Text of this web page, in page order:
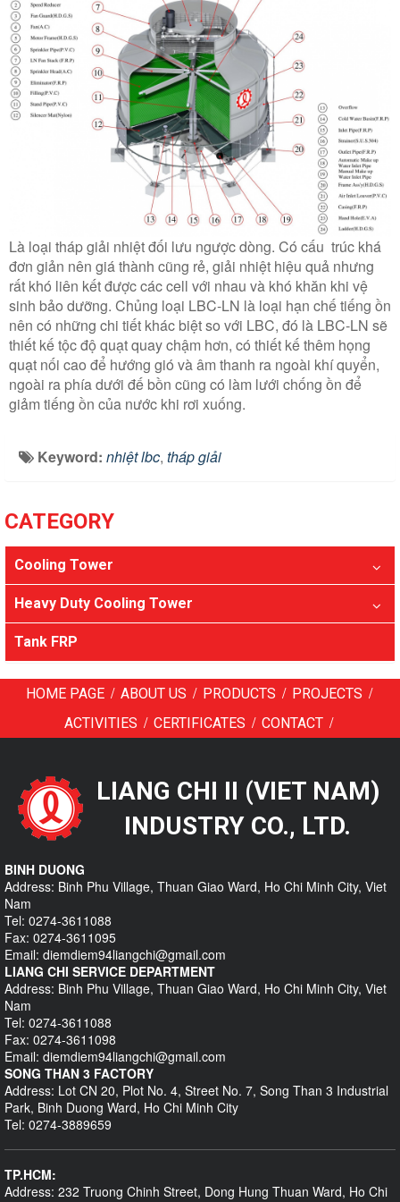
Là loại tháp giải nhiệt đối lưu ngược dòng. Có cấu trúc khá
đơn giản nên giá thành cũng rẻ, giải nhiệt hiệu quả nhưng
rất khó liên kết được các cell với nhau và khó khăn khi vệ
sinh bảo dưỡng. Chủng loại LBC-LN là loại hạn chế tiếng ồn
nên có những chi tiết khác biệt so với LBC, đó là LBC-LN sẽ
thiết kế tộc độ quạt quay chậm hơn, có thiết kế thêm họng
quạt nối cao để hướng gió và âm thanh ra ngoài khí quyển,
ngoài ra phía dưới đế bồn cũng có làm lưới chống ồn để
giảm tiếng ồn của nước khi rơi xuống.
Keyword: nhiệt lbc, tháp giải
CATEGORY
Cooling Tower
Heavy Duty Cooling Tower
Tank FRP
HOME PAGE / ABOUT US / PRODUCTS / PROJECTS /
ACTIVITIES / CERTIFICATES / CONTACT /
LIANG CHI II (VIET NAM)
INDUSTRY CO., LTD.
BINH DUONG
Address: Binh Phu Village, Thuan Giao Ward, Ho Chi Minh City, Viet
Nam
Tel: 0274-3611088
Fax: 0274-3611095
Email: diemdiem94liangchi@gmail.com
LIANG CHI SERVICE DEPARTMENT
Address: Binh Phu Village, Thuan Giao Ward, Ho Chi Minh City, Viet
Nam
Tel: 0274-3611088
Fax: 0274-3611098
Email: diemdiem94liangchi@gmail.com
SONG THAN 3 FACTORY
Address: Lot CN 20, Plot No. 4, Street No. 7, Song Than 3 Industrial
Park, Binh Duong Ward, Ho Chi Minh City
Tel: 0274-3889659
TP.HCM:
Address: 232 Truong Chinh Street, Dong Hung Thuan Ward, Ho Chi